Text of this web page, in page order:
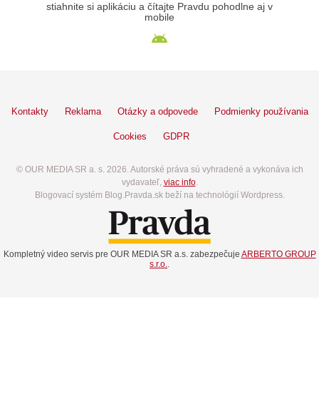
stiahnite si aplikáciu a čítajte Pravdu pohodlne aj v
mobile
Kontakty Reklama Otázky a odpovede Podmienky používania
Cookies GDPR
© OUR MEDIA SR a. s. 2026. Autorské práva sú vyhradené a vykonáva ich
vydavateľ, viac info.
Blogovací systém Blog.Pravda.sk beží na technológií Wordpress.
Kompletný video servis pre OUR MEDIA SR a.s. zabezpečuje ARBERTO GROUP
s.r.o.